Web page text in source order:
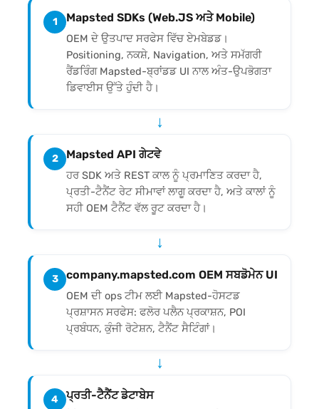
1 Mapsted SDKs (Web.JS ਅਤੇ Mobile)
OEM ਦੇ ਉਤਪਾਦ ਸਰਫੇਸ ਵਿੱਚ ਏਮਬੇਡਡ।
Positioning, ਨਕਸ਼ੇ, Navigation, ਅਤੇ ਸਮੱਗਰੀ
ਰੈਂਡਰਿੰਗ Mapsted-ਬ੍ਰਾਂਡਡ UI ਨਾਲ ਅੰਤ-ਉਪਭੋਗਤਾ
ਡਿਵਾਈਸ ਉੱਤੇ ਹੁੰਦੀ ਹੈ।
↓
2 Mapsted API ਗੇਟਵੇ
ਹਰ SDK ਅਤੇ REST ਕਾਲ ਨੂੰ ਪ੍ਰਮਾਣਿਤ ਕਰਦਾ ਹੈ,
ਪ੍ਰਤੀ-ਟੈਨੈਂਟ ਰੇਟ ਸੀਮਾਵਾਂ ਲਾਗੂ ਕਰਦਾ ਹੈ, ਅਤੇ ਕਾਲਾਂ ਨੂੰ
ਸਹੀ OEM ਟੈਨੈਂਟ ਵੱਲ ਰੂਟ ਕਰਦਾ ਹੈ।
↓
3 company.mapsted.com OEM ਸਬਡੋਮੇਨ UI
OEM ਦੀ ops ਟੀਮ ਲਈ Mapsted-ਹੋਸਟਡ
ਪ੍ਰਸ਼ਾਸਨ ਸਰਫੇਸ: ਫਲੋਰ ਪਲੈਨ ਪ੍ਰਕਾਸ਼ਨ, POI
ਪ੍ਰਬੰਧਨ, ਕੁੰਜੀ ਰੋਟੇਸ਼ਨ, ਟੈਨੈਂਟ ਸੈਟਿੰਗਾਂ।
↓
4 ਪ੍ਰਤੀ-ਟੈਨੈਂਟ ਡੇਟਾਬੇਸ